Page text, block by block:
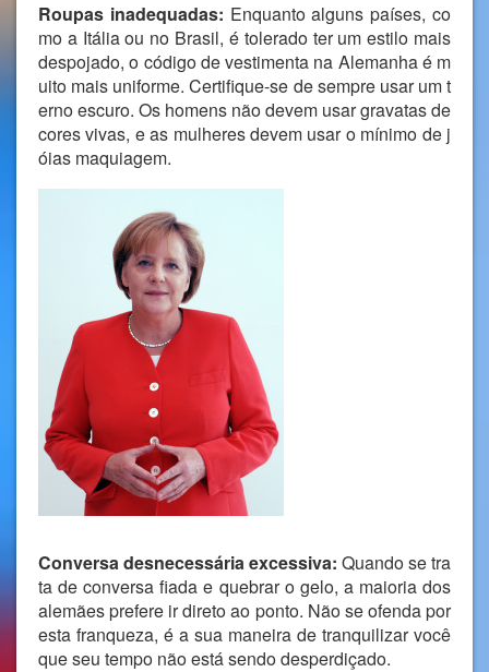
Roupas inadequadas: Enquanto alguns países, co
mo a Itália ou no Brasil, é tolerado ter um estilo mais
despojado, o código de vestimenta na Alemanha é m
uito mais uniforme. Certifique-se de sempre usar um t
erno escuro. Os homens não devem usar gravatas de
cores vivas, e as mulheres devem usar o mínimo de j
óias maquiagem.
Conversa desnecessária excessiva: Quando se tra
ta de conversa fiada e quebrar o gelo, a maioria dos
alemães prefere ir direto ao ponto. Não se ofenda por
esta franqueza, é a sua maneira de tranquilizar você
que seu tempo não está sendo desperdiçado.